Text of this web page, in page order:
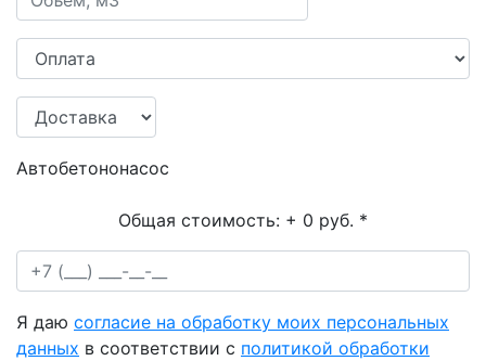
Автобетононасос
Общая стоимость: + 0 руб. *
Я даю согласие на обработку моих персональных
данных в соответствии с политикой обработки